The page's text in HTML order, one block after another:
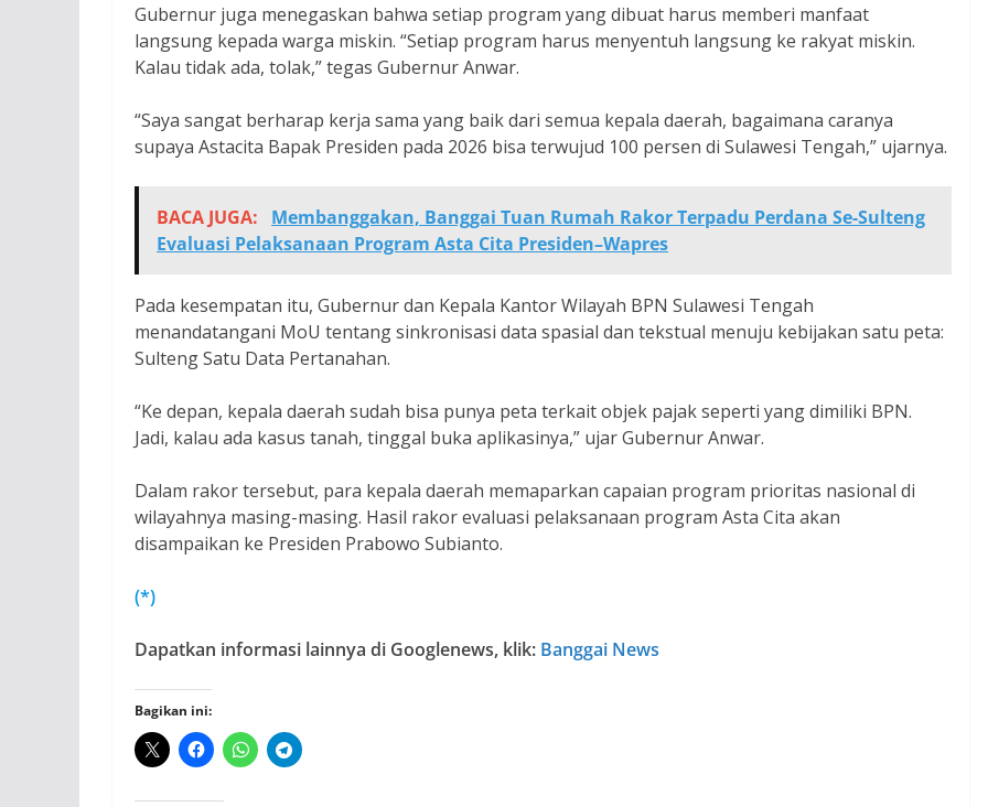
Gubernur juga menegaskan bahwa setiap program yang dibuat harus memberi manfaat
langsung kepada warga miskin. “Setiap program harus menyentuh langsung ke rakyat miskin.
Kalau tidak ada, tolak,” tegas Gubernur Anwar.
“Saya sangat berharap kerja sama yang baik dari semua kepala daerah, bagaimana caranya
supaya Astacita Bapak Presiden pada 2026 bisa terwujud 100 persen di Sulawesi Tengah,” ujarnya.
BACA JUGA:
Membanggakan, Banggai Tuan Rumah Rakor Terpadu Perdana Se-Sulteng
Evaluasi Pelaksanaan Program Asta Cita Presiden–Wapres
Pada kesempatan itu, Gubernur dan Kepala Kantor Wilayah BPN Sulawesi Tengah
menandatangani MoU tentang sinkronisasi data spasial dan tekstual menuju kebijakan satu peta:
Sulteng Satu Data Pertanahan.
“Ke depan, kepala daerah sudah bisa punya peta terkait objek pajak seperti yang dimiliki BPN.
Jadi, kalau ada kasus tanah, tinggal buka aplikasinya,” ujar Gubernur Anwar.
Dalam rakor tersebut, para kepala daerah memaparkan capaian program prioritas nasional di
wilayahnya masing-masing. Hasil rakor evaluasi pelaksanaan program Asta Cita akan
disampaikan ke Presiden Prabowo Subianto.
(*)
Dapatkan informasi lainnya di Googlenews, klik: Banggai News
Bagikan ini: